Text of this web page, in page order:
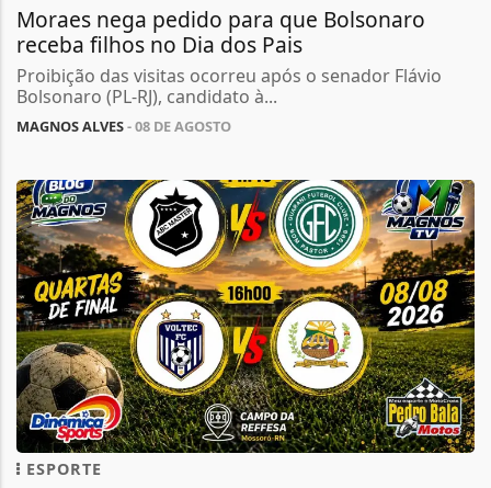
Moraes nega pedido para que Bolsonaro
receba filhos no Dia dos Pais
Proibição das visitas ocorreu após o senador Flávio
Bolsonaro (PL-RJ), candidato à...
MAGNOS ALVES- 08 DE AGOSTO
ESPORTE